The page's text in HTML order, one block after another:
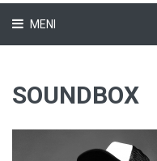
MENI
SOUNDBOX